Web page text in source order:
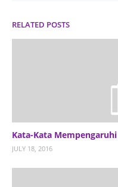
RELATED POSTS
Kata-Kata
JULY 18, 2016